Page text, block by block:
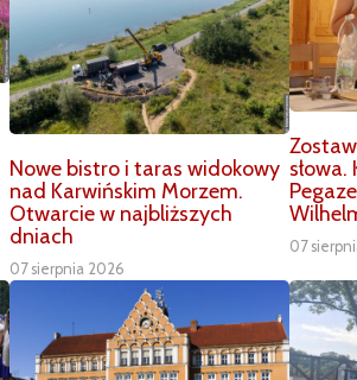
Nowe bistro i taras widokowy
nad Karwińskim Morzem.
Otwarcie w najbliższych
dniach
07 sierpnia 2026
07